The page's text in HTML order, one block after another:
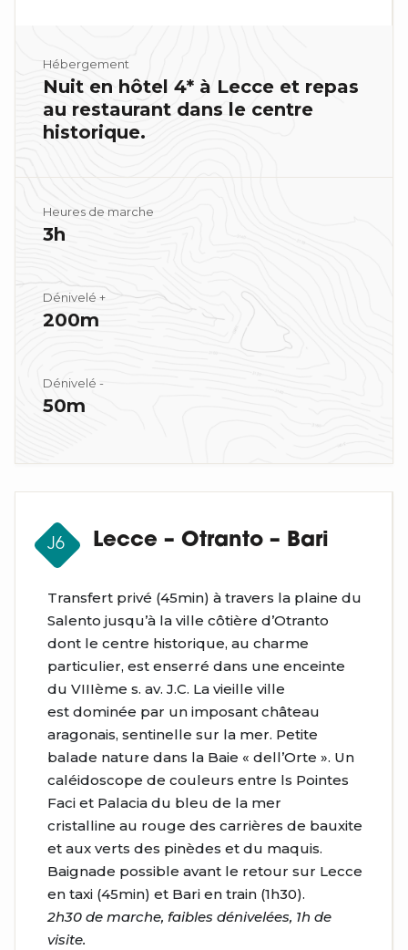
Hébergement
Nuit en hôtel 4* à Lecce et repas
au restaurant dans le centre
historique.
Heures de marche
3h
Dénivelé +
200m
Dénivelé -
50m
J6 Lecce – Otranto – Bari
Transfert privé (45min) à travers la plaine du
Salento jusqu’à la ville côtière d’Otranto
dont le centre historique, au charme
particulier, est enserré dans une enceinte
du VIIIème s. av. J.C. La vieille ville
est dominée par un imposant château
aragonais, sentinelle sur la mer. Petite
balade nature dans la Baie « dell’Orte ». Un
caléidoscope de couleurs entre ls Pointes
Faci et Palacia du bleu de la mer
cristalline au rouge des carrières de bauxite
et aux verts des pinèdes et du maquis.
Baignade possible avant le retour sur Lecce
en taxi (45min) et Bari en train (1h30).
2h30 de marche, faibles dénivelées, 1h de
visite.